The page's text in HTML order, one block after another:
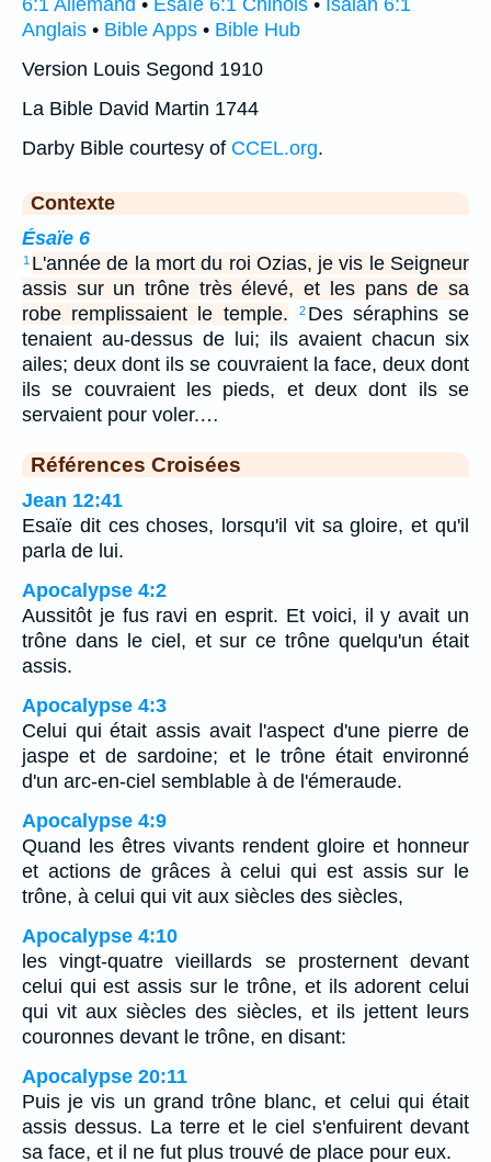
6:1 Allemand • Ésaïe 6:1 Chinois • Isaiah 6:1
Anglais • Bible Apps • Bible Hub
Version Louis Segond 1910
La Bible David Martin 1744
Darby Bible courtesy of CCEL.org.
Contexte
Ésaïe 6
1 L'année de la mort du roi Ozias, je vis le Seigneur
assis sur un trône très élevé, et les pans de sa
robe remplissaient le temple.
2 Des séraphins se
tenaient au-dessus de lui; ils avaient chacun six
ailes; deux dont ils se couvraient la face, deux dont
ils se couvraient les pieds, et deux dont ils se
servaient pour voler.…
Références Croisées
Jean 12:41
Esaïe dit ces choses, lorsqu'il vit sa gloire, et qu'il
parla de lui.
Apocalypse 4:2
Aussitôt je fus ravi en esprit. Et voici, il y avait un
trône dans le ciel, et sur ce trône quelqu'un était
assis.
Apocalypse 4:3
Celui qui était assis avait l'aspect d'une pierre de
jaspe et de sardoine; et le trône était environné
d'un arc-en-ciel semblable à de l'émeraude.
Apocalypse 4:9
Quand les êtres vivants rendent gloire et honneur
et actions de grâces à celui qui est assis sur le
trône, à celui qui vit aux siècles des siècles,
Apocalypse 4:10
les vingt-quatre vieillards se prosternent devant
celui qui est assis sur le trône, et ils adorent celui
qui vit aux siècles des siècles, et ils jettent leurs
couronnes devant le trône, en disant:
Apocalypse 20:11
Puis je vis un grand trône blanc, et celui qui était
assis dessus. La terre et le ciel s'enfuirent devant
sa face, et il ne fut plus trouvé de place pour eux.